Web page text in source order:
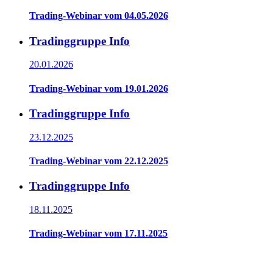
Trading-Webinar vom 04.05.2026
Tradinggruppe Info
20.01.2026
Trading-Webinar vom 19.01.2026
Tradinggruppe Info
23.12.2025
Trading-Webinar vom 22.12.2025
Tradinggruppe Info
18.11.2025
Trading-Webinar vom 17.11.2025